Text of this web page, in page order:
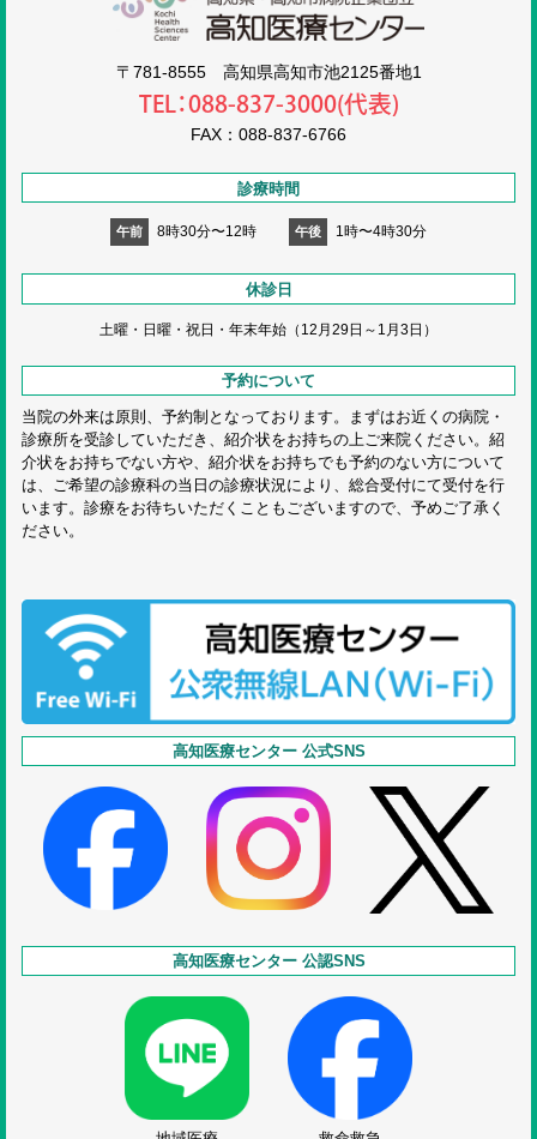
〒781-8555 高知県高知市池2125番地1
TEL：088-837-3000(代表)
FAX：088-837-6766
診療時間
午前 8時30分〜12時 午後 1時〜4時30分
休診日
土曜・日曜・祝日・ 年末年始（12月29日～1月3日）
予約について
当院の外来は原則、予約制となっております。まずはお近くの病院・
診療所を受診していただき、紹介状をお持ちの上ご来院ください。紹
介状をお持ちでない方や、紹介状をお持ちでも予約のない方について
は、ご希望の診療科の当日の診療状況により、総合受付にて受付を行
います。診療をお待ちいただくこともございますので、予めご了承く
ださい。
高知医療センター 公式SNS
高知医療センター 公認SNS